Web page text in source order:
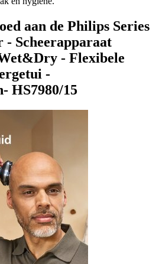
aan de Philips Series
- Scheerapparaat
- Flexibele
-
HS7980/15